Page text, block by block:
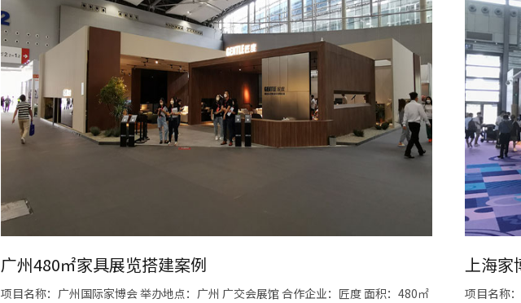
广州480㎡家具展览搭建案例
项目名称：广州国际家博会 举办地点：广州 广交会展馆 合作企业：匠度 面积：480㎡
上海家
项目名称